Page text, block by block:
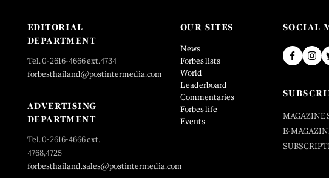
EDITORIAL
DEPARTMENT
Tel. 0-2616-4666 ext.4734
forbesthailand@postintermedia.com
ADVERTISING
DEPARTMENT
Tel. 0-2616-4666 ext.
4768,4725
forbesthailand.sales@postintermedia.com
OUR SITES
News
Forbes lists
World
Leaderboard
Commentaries
Forbes life
Events
SOCIAL
MAGAZINE
E-